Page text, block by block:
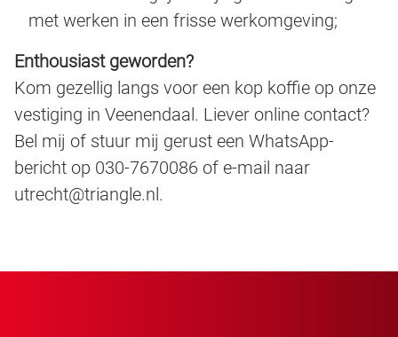
met werken in een frisse werkomgeving;
Enthousiast geworden?
Kom gezellig langs voor een kop koffie op onze
vestiging in Veenendaal. Liever online contact?
Bel mij of stuur mij gerust een WhatsApp-
bericht op 030-7670086 of e-mail naar
utrecht@triangle.nl.